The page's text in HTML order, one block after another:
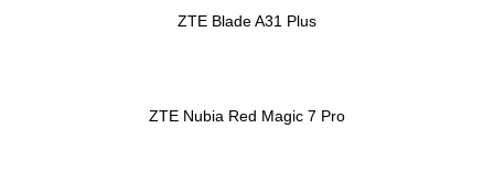
ZTE Blade A31 Plus
ZTE Nubia Red Magic 7 Pro